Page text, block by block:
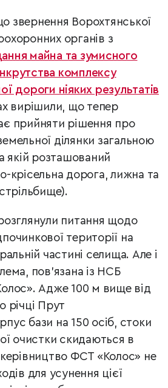
звернення Ворохтянської
органів з
майна та зумисного
комплексу
дороги ніяких результатів
вирішили, що тепер
прийняти рішення про
ділянки загальною
якій розташований
крісельна дорога, лижна та
питання щодо
території на
частині селища. Але і
пов’язана із НСБ
Адже 100 м вище від
річці Прут
бази на 150 осіб, стоки
очистки скидаються в
ФСТ «Колос» не
для усунення цієї